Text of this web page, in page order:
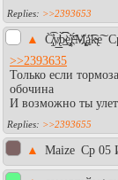
>>2393653
▲ C̸̡̀̕͡y̸̢͟͟b́̀͟͡͡e҉̡̧͝ŗ̶͏́M̧҉̢͢á͡k̵̴̢e͠
>>2393635
Только если
обочина
И возможно ты
>>2393655
▲ Maize Ср 05